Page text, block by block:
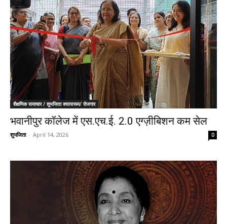
शैक्षणिक समाचार / शुभजिता क्सासरूम/ रोजगार
भवानीपुर कॉलेज में एस.एच.ई. 2.0 एग्ज़ीबिशन कम सेल
शुभजिता - April 14, 2026 0